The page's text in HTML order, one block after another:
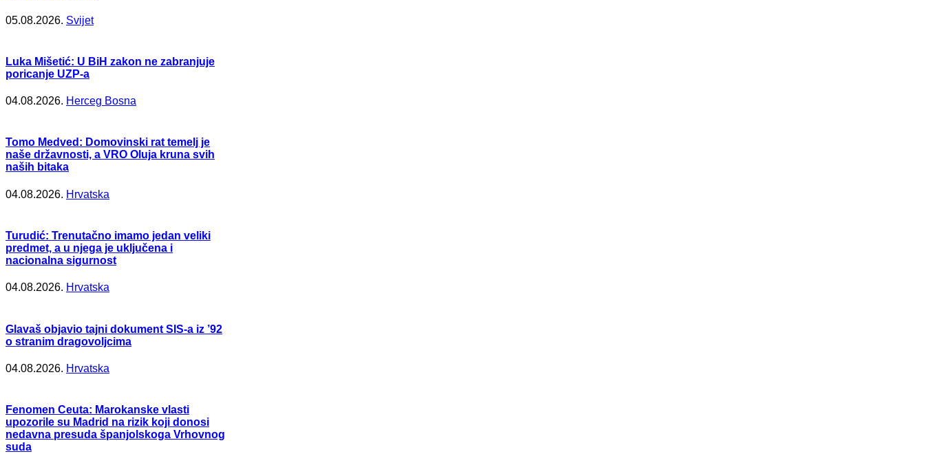
05.08.2026. Svijet
Luka Mišetić: U BiH zakon ne zabranjuje
poricanje UZP-a
04.08.2026. Herceg Bosna
Tomo Medved: Domovinski rat temelj je
naše državnosti, a VRO Oluja kruna svih
naših bitaka
04.08.2026. Hrvatska
Turudić: Trenutačno imamo jedan veliki
predmet, a u njega je uključena i
nacionalna sigurnost
04.08.2026. Hrvatska
Glavaš objavio tajni dokument SIS-a iz ’92
o stranim dragovoljcima
04.08.2026. Hrvatska
Fenomen Ceuta: Marokanske vlasti
upozorile su Madrid na rizik koji donosi
nedavna presuda španjolskoga Vrhovnog
suda